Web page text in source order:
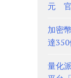
元 官
加密
達
量化